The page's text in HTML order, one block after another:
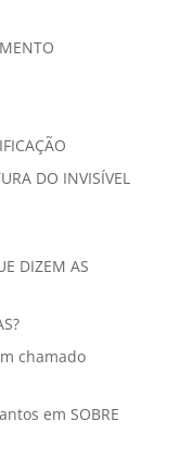
DO INVISÍVEL
DIZEM AS
chamado
em SOBRE